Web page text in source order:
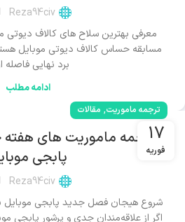
Reza94civ
معرفی بهترین سلاح های کالاف
مسابقه حساس کالاف دیوتی موبایل
برد نهایی فاصله
ادامه مطلب
17
فوریه
ترجمه ماموریت, مقالات
پابجی
Reza94civ
شروع هیجان فصل جدید پابجی موبایل
اگر از علاقه‌مندان جدی و پرشور پابجی